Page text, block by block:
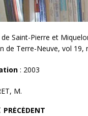
Saint-Pierre et
de Terre-Neuve, vol 19,
: 2003
M.
PRÉCÉDENT